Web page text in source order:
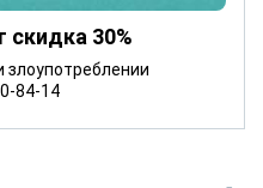
скидка 30%
злоупотреблении
84-14